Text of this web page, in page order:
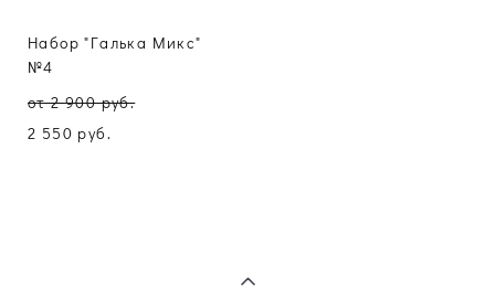
Набор "Галька Микс"
№4
от 2 900 pуб.
2 550 pуб.